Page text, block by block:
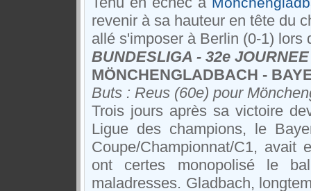
revenir à sa hauteur en tête du
allé s'imposer à Berlin (0-1)
BUNDESLIGA - 32e JOURNEE
MÖNCHENGLADBACH -
Buts : Reus (60e) pour
Trois jours après sa victoire
Ligue des champions, le
Coupe/Championnat/C1, avait
ont certes monopolisé le
maladresses. Gladbach,